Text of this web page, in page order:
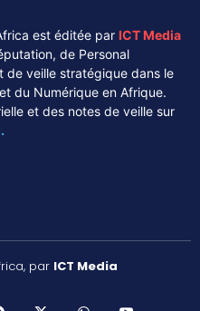
est éditée par ICT Media
de Personal
de veille stratégique dans le
du Numérique en Afrique.
et des notes de veille sur
par ICT Media